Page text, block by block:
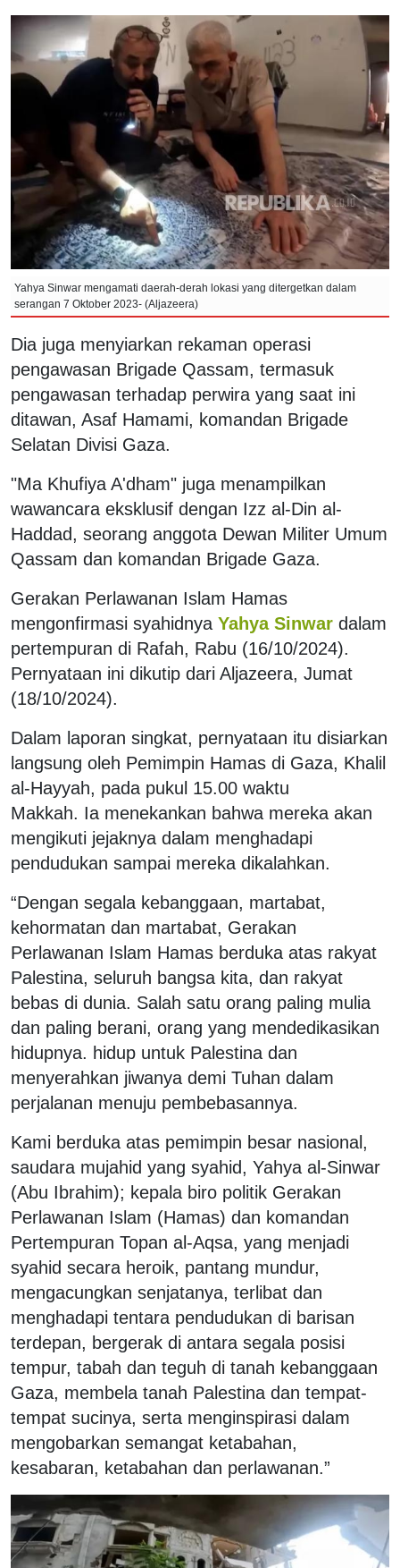
Yahya Sinwar mengamati daerah-derah lokasi yang ditergetkan dalam
serangan 7 Oktober 2023- (Aljazeera)
Dia juga menyiarkan rekaman operasi
pengawasan Brigade Qassam, termasuk
pengawasan terhadap perwira yang saat ini
ditawan, Asaf Hamami, komandan Brigade
Selatan Divisi Gaza.
"Ma Khufiya A'dham" juga menampilkan
wawancara eksklusif dengan Izz al-Din al-
Haddad, seorang anggota Dewan Militer Umum
Qassam dan komandan Brigade Gaza.
Gerakan Perlawanan Islam Hamas
mengonfirmasi syahidnya Yahya Sinwar dalam
pertempuran di Rafah, Rabu (16/10/2024).
Pernyataan ini dikutip dari Aljazeera, Jumat
(18/10/2024).
Dalam laporan singkat, pernyataan itu disiarkan
langsung oleh Pemimpin Hamas di Gaza, Khalil
al-Hayyah, pada pukul 15.00 waktu
Makkah. Ia menekankan bahwa mereka akan
mengikuti jejaknya dalam menghadapi
pendudukan sampai mereka dikalahkan.
“Dengan segala kebanggaan, martabat,
kehormatan dan martabat, Gerakan
Perlawanan Islam Hamas berduka atas rakyat
Palestina, seluruh bangsa kita, dan rakyat
bebas di dunia. Salah satu orang paling mulia
dan paling berani, orang yang mendedikasikan
hidupnya. hidup untuk Palestina dan
menyerahkan jiwanya demi Tuhan dalam
perjalanan menuju pembebasannya.
Kami berduka atas pemimpin besar nasional,
saudara mujahid yang syahid, Yahya al-Sinwar
(Abu Ibrahim); kepala biro politik Gerakan
Perlawanan Islam (Hamas) dan komandan
Pertempuran Topan al-Aqsa, yang menjadi
syahid secara heroik, pantang mundur,
mengacungkan senjatanya, terlibat dan
menghadapi tentara pendudukan di barisan
terdepan, bergerak di antara segala posisi
tempur, tabah dan teguh di tanah kebanggaan
Gaza, membela tanah Palestina dan tempat-
tempat sucinya, serta menginspirasi dalam
mengobarkan semangat ketabahan,
kesabaran, ketabahan dan perlawanan.”